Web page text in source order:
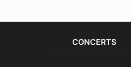
CONCERTS